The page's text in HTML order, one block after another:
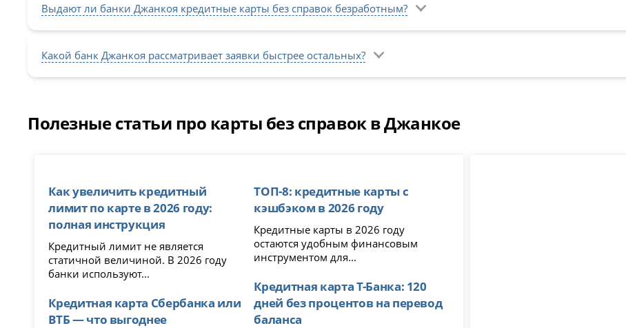
Выдают ли банки Джанкоя кредитные карты без справок безработным?
Какой банк Джанкоя рассматривает заявки быстрее остальных?
Полезные статьи про карты без справок в Джанкое
Как увеличить кредитный
лимит по карте в 2026 году:
полная инструкция
Кредитный лимит не является
статичной величиной. В 2026 году
банки используют...
Кредитная карта Сбербанка или
ВТБ — что выгоднее
ТОП-8: кредитные карты с
кэшбэком в 2026 году
Кредитные карты в 2026 году
остаются удобным финансовым
инструментом для...
Кредитная карта Т-Банка: 120
дней без процентов на перевод
баланса